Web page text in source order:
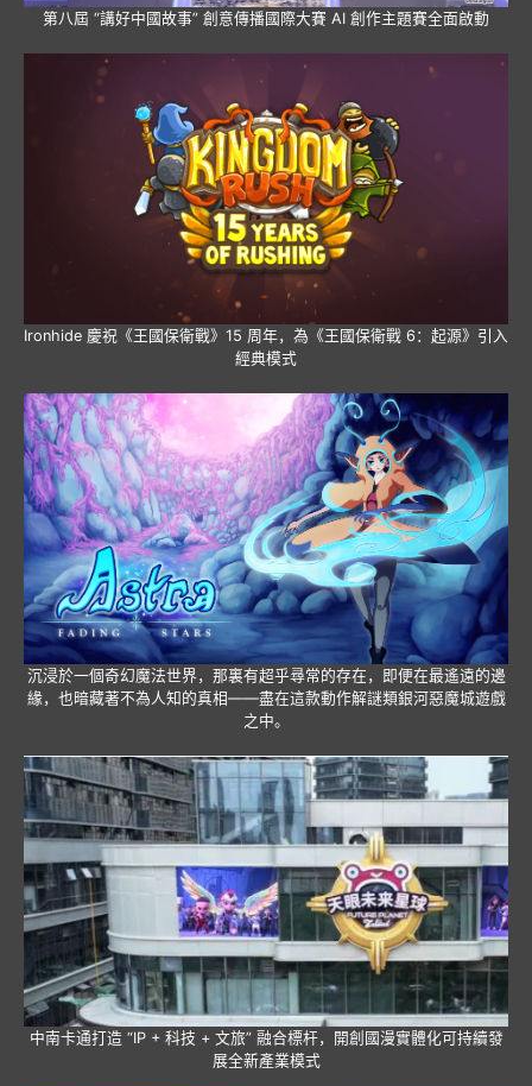
第八屆 “講好中國故事” 創意傳播國際大賽 AI 創作主題賽全面啟動
Ironhide 慶祝《王國保衛戰》15 周年，為《王國保衛戰 6：起源》引入
經典模式
沉浸於一個奇幻魔法世界，那裏有超乎尋常的存在，即便在最遙遠的邊
緣，也暗藏著不為人知的真相——盡在這款動作解謎類銀河惡魔城遊戲
之中。
中南卡通打造 “IP + 科技 + 文旅” 融合標杆，開創國漫實體化可持續發
展全新產業模式